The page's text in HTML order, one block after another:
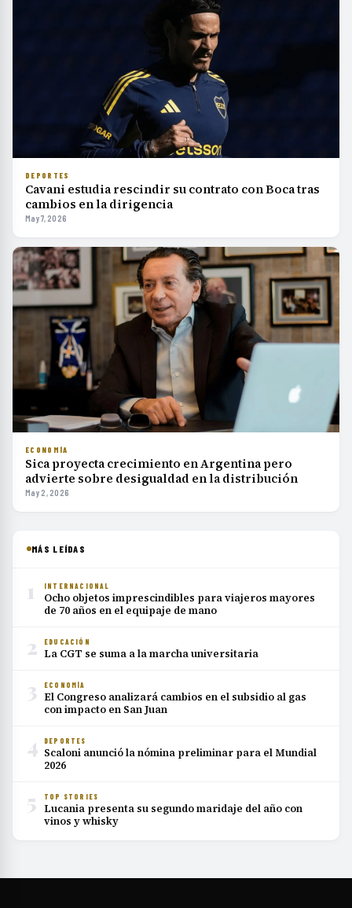
DEPORTES
Cavani estudia rescindir su contrato con Boca tras
cambios en la dirigencia
May 7, 2026
ECONOMÍA
Sica proyecta crecimiento en Argentina pero
advierte sobre desigualdad en la distribución
May 2, 2026
MÁS LEÍDAS
1 INTERNACIONAL
Ocho objetos imprescindibles para viajeros mayores
de 70 años en el equipaje de mano
2 EDUCACIÓN
La CGT se suma a la marcha universitaria
3 ECONOMÍA
El Congreso analizará cambios en el subsidio al gas
con impacto en San Juan
4 DEPORTES
Scaloni anunció la nómina preliminar para el Mundial
2026
5 TOP STORIES
Lucania presenta su segundo maridaje del año con
vinos y whisky